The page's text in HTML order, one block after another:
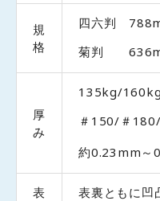
規
格
四六判
菊判
厚
み
135kg/
＃150/＃
約0.23mm～
表
表裏ともに凹